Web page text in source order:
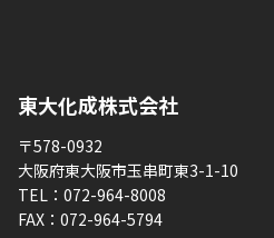
東大化成株式会社
〒578-0932
大阪府東大阪市玉串町東3-1-10
TEL： 072-964-8008
FAX： 072-964-5794